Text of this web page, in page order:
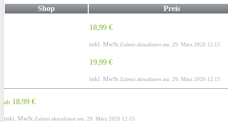
Shop Preis
18,99 €
inkl. MwSt. Zuletzt aktualisiert am: 29. März 2026 12:15
19,99 €
inkl. MwSt. Zuletzt aktualisiert am: 29. März 2026 12:15
ab 18,99 €
inkl. MwSt. Zuletzt aktualisiert am: 29. März 2026 12:15